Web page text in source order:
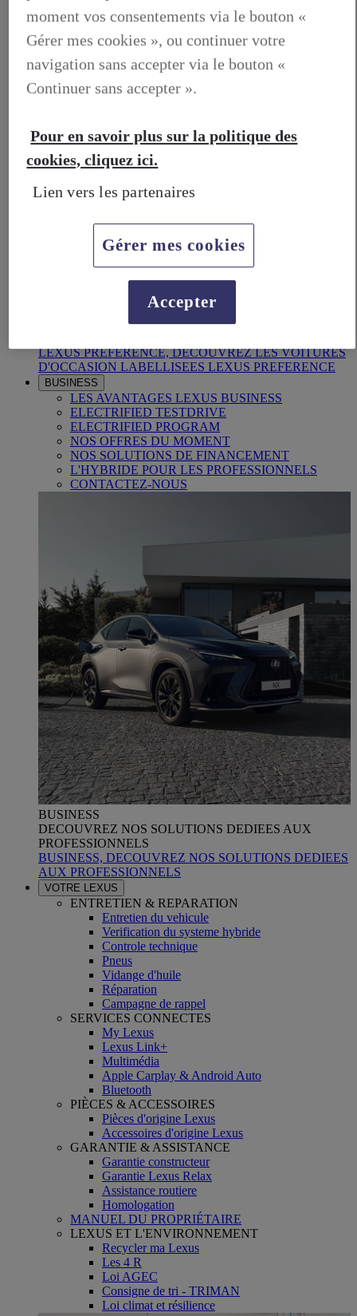
LEXUS PRÉFÉRENCE
DECOUVREZ LES VOITURES D'OCCASION
LEXUS PRÉFÉRENCE, DECOUVREZ LES VOITURES
D'OCCASION LABELLISEES LEXUS PREFERENCE
BUSINESS
LES AVANTAGES LEXUS BUSINESS
ELECTRIFIED TESTDRIVE
ELECTRIFIED PROGRAM
NOS OFFRES DU MOMENT
NOS SOLUTIONS DE FINANCEMENT
L'HYBRIDE POUR LES PROFESSIONNELS
CONTACTEZ-NOUS
BUSINESS
DECOUVREZ NOS SOLUTIONS DEDIEES AUX
PROFESSIONNELS
BUSINESS, DECOUVREZ NOS SOLUTIONS DEDIEES
AUX PROFESSIONNELS
VOTRE LEXUS
ENTRETIEN & REPARATION
Entretien du vehicule
Verification du systeme hybride
Controle technique
Pneus
Vidange d'huile
Réparation
Campagne de rappel
SERVICES CONNECTES
My Lexus
Lexus Link+
Multimédia
Apple Carplay & Android Auto
Bluetooth
PIÈCES & ACCESSOIRES
Pièces d'origine Lexus
Accessoires d'origine Lexus
GARANTIE & ASSISTANCE
Garantie constructeur
Garantie Lexus Relax
Assistance routiere
Homologation
MANUEL DU PROPRIÉTAIRE
LEXUS ET L'ENVIRONNEMENT
Recycler ma Lexus
Les 4 R
Loi AGEC
Consigne de tri - TRIMAN
Loi climat et résilience
moment vos consentements via le bouton «
Gérer mes cookies », ou continuer votre
navigation sans accepter via le bouton «
Continuer sans accepter ».
Pour en savoir plus sur la politique des
cookies, cliquez ici.
Lien vers les partenaires
Gérer mes cookies
Accepter